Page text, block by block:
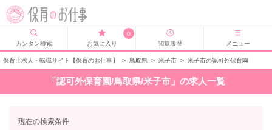
カンタン検索
0
お気に入り
閲覧履歴 メニュー
保育士求人・転職サイト【保育のお仕事】 > 鳥取県 > 米子市 > 米子市の認可外保育園
「認可外保育園/鳥取県/米子市」の求人一覧
現在の検索条件